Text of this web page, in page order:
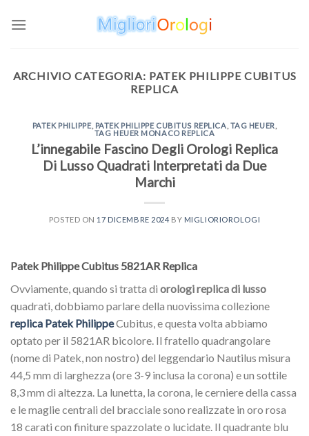
ARCHIVIO CATEGORIA: PATEK PHILIPPE CUBITUS
REPLICA
PATEK PHILIPPE, PATEK PHILIPPE CUBITUS REPLICA, TAG HEUER,
TAG HEUER MONACO REPLICA
L’innegabile Fascino Degli Orologi Replica
Di Lusso Quadrati Interpretati da Due
Marchi
POSTED ON 17 DICEMBRE 2024 BY MIGLIORIOROLOGI
Patek Philippe Cubitus 5821AR Replica
Ovviamente, quando si tratta di orologi replica di lusso
quadrati, dobbiamo parlare della nuovissima collezione
replica Patek PhilippeCubitus, e questa volta abbiamo
optato per il 5821AR bicolore. Il fratello quadrangolare
(nome di Patek, non nostro) del leggendario Nautilus misura
44,5 mm di larghezza (ore 3-9 inclusa la corona) e un sottile
8,3 mm di altezza. La lunetta, la corona, le cerniere della cassa
e le maglie centrali del bracciale sono realizzate in oro rosa
18 carati con finiture spazzolate o lucidate. Il quadrante blu